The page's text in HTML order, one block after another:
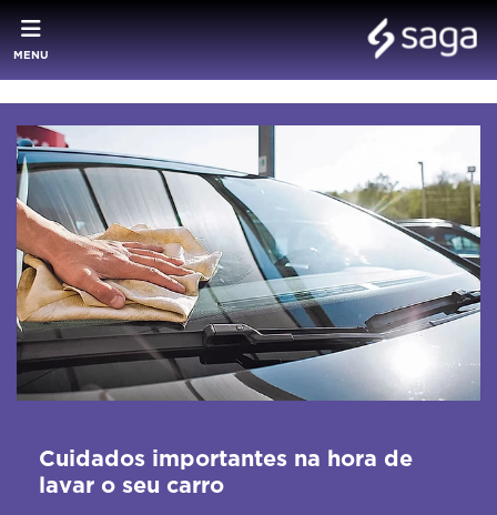
MENU
Cuidados importantes na hora de
lavar o seu carro